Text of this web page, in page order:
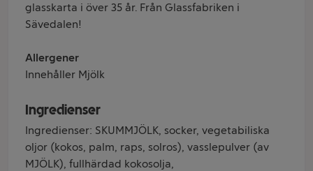
glasskarta i över 35 år. Från Glassfabriken i
Sävedalen!
Allergener
Innehåller Mjölk
Ingredienser
Ingredienser: SKUMMJÖLK, socker, vegetabiliska
oljor (kokos, palm, raps, solros), vasslepulver (av
MJÖLK), fullhärdad kokosolja,